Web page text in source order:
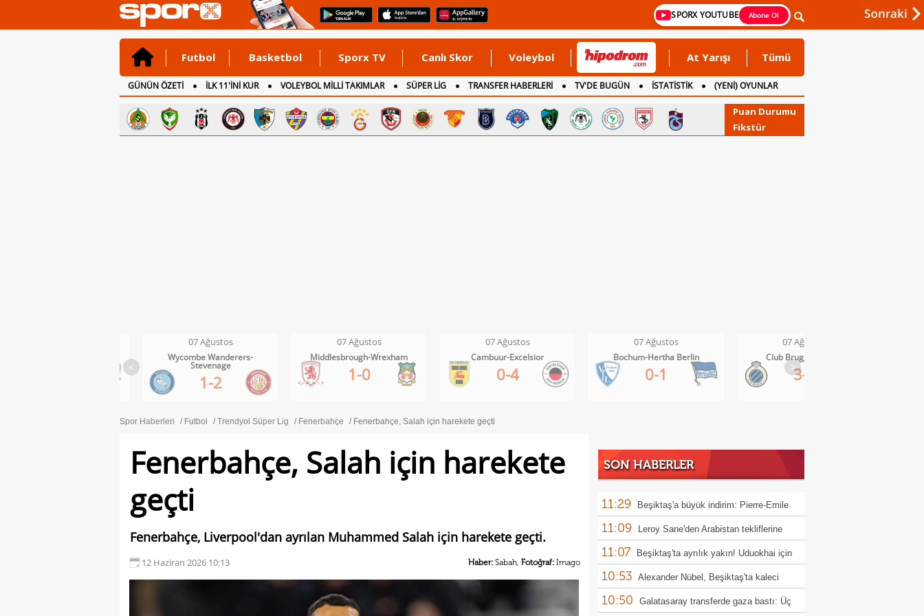
SPORX YOUTUBE Abone Ol
Futbol Basketbol Sporx TV Canlı Skor Voleybol At Yarışı Tümü
GÜNÜN ÖZETİ İLK 11'İNİ KUR VOLEYBOL MİLLİ TAKIMLAR SÜPER LİG TRANSFER HABERLERİ TV'DE BUGÜN İSTATİSTİK
(YENİ) OYUNLAR
CANLI ANLATIM
İNGİLTERE
Puan Durumu
Fikstür
<
07 Ağustos
Middlesbrough-Wrexham
1-0
07 Ağustos
Cambuur-Excelsior
0-4
07 Ağustos
Bochum-Hertha Berlin
0-1
07 Ağustos
Club Brugge-Kortrijk
3-0
07 Ağustos
Altach-WSG Tirol
3-1
>
Spor Haberleri Futbol Trendyol Süper Lig Fenerbahçe Fenerbahçe, Salah için harekete geçti
Fenerbahçe, Salah için harekete
geçti
Fenerbahçe, Liverpool'dan ayrılan Muhammed Salah için harekete geçti.
12 Haziran 2026 10:13 Haber: Sabah, Fotoğraf: Imago
SON HABERLER
11:29 Beşiktaş'a büyük indirim: Pierre-Emile
Höjbjerg
11:09 Leroy Sane'den Arabistan tekliflerine
yanıt
11:07 Beşiktaş'ta ayrılık yakın! Uduokhai için
İstanbul'a geliyorlar!
10:53 Alexander Nübel, Beşiktaş'ta kaleci
sorununu bitirdi!
10:50 Galatasaray transferde gaza bastı: Üç